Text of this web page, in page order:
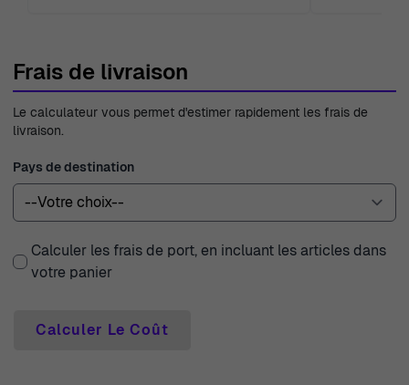
Frais de livraison
Le calculateur vous permet d'estimer rapidement les frais de
livraison.
Pays de destination
Calculer les frais de port, en incluant les articles dans
votre panier
Calculer Le Coût